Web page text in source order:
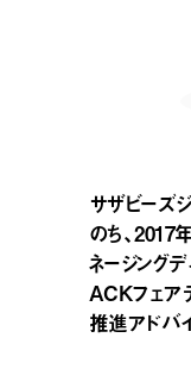
サザビーズ
のち、2017
ネージング
ACKフェア
推進アドバ